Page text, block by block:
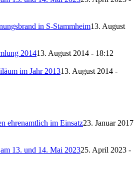
in S-Stammheim13. August
201413. August 2014 - 18:12
im Jahr 201313. August 2014 -
ehrenamtlich im Einsatz23. Januar 2017
13. und 14. Mai 202325. April 2023 -